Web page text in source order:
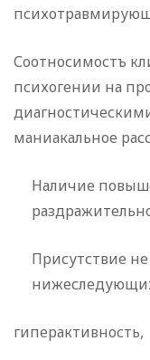
Соотносимостъ
психогении на
маниакальное
Наличие
Присутствие
гиперактивность,